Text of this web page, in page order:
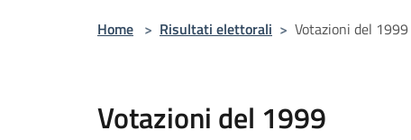
Home > Risultati elettorali > Votazioni del 1999
Votazioni del 1999